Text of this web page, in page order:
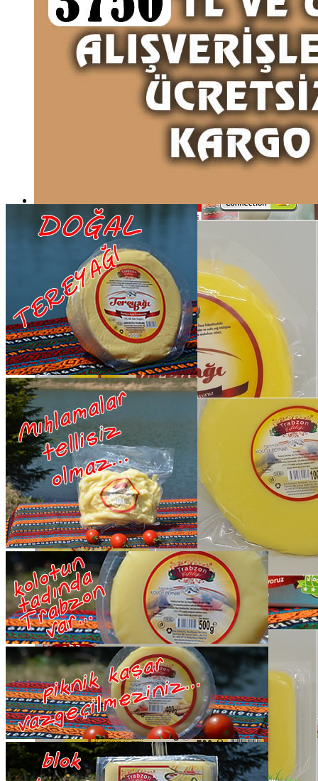
Tüm Ürünlerimizde,
KREDİ KARTI İLE ÖDEME İMKANI
Trabzon Lezzetleri
Detaylı İncele
Özel Kutusunda...
Size Özel Lezzetler İçin...
Hediyelik Tereyağı
Detaylı İncele
SATIN AL
3750 tl üzeri alışverişlerde...
TÜM ÜRÜNLERDE
KARGO ÜCRETSİZ
SATIN AL